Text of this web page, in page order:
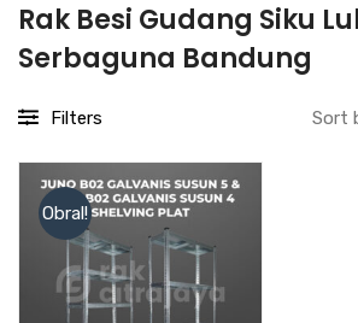
Rak Besi Gudang Siku
Serbaguna Bandung
Filters Sort
Obral!